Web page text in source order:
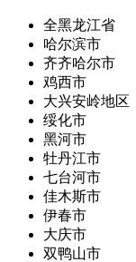
全黑龙江省
哈尔滨市
齐齐哈尔市
鸡西市
大兴安岭地区
绥化市
黑河市
牡丹江市
七台河市
佳木斯市
伊春市
大庆市
双鸭山市